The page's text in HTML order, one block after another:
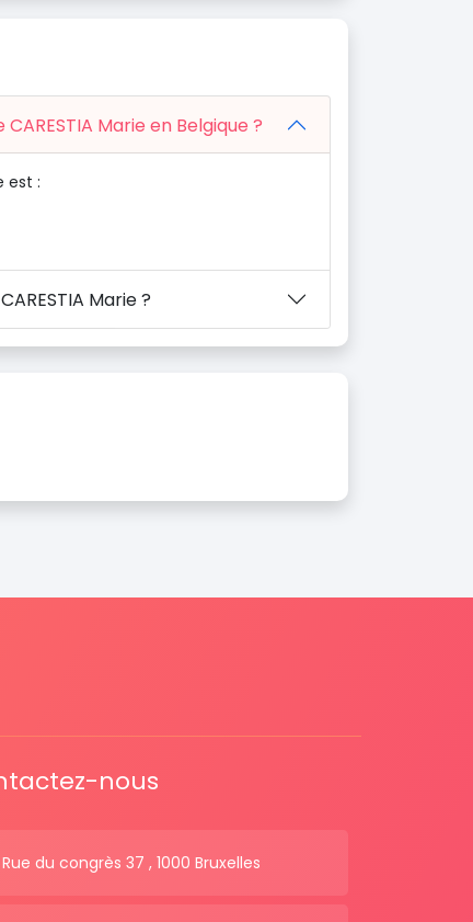
Marie en Belgique ?
est :
Marie ?
nous
Rue du congrès 37 , 1000 Bruxelles